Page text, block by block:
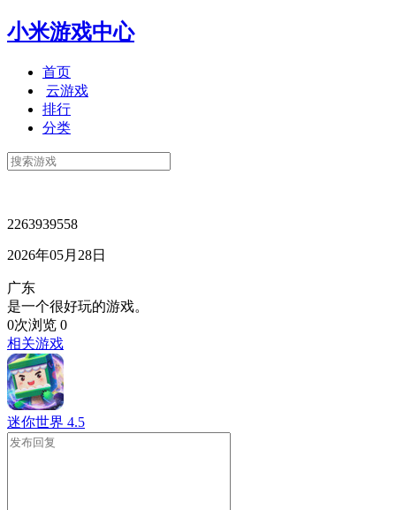
小米游戏中心
首页
云游戏
排行
分类
2263939558
2026年05月28日
广东
是一个很好玩的游戏。
0次浏览 0
相关游戏
迷你世界 4.5